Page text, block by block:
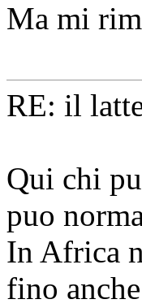
Ma mi
RE: il
Qui chi
puo
In Africa
fino